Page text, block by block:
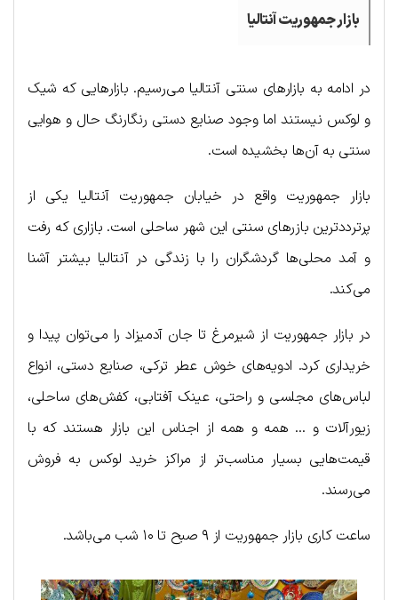
بازار جمهوریت آنتالیا
در ادامه به بازارهای سنتی آنتالیا می‌رسیم. بازارهایی که شیک
و لوکس نیستند اما وجود صنایع دستی رنگارنگ حال و هوایی
سنتی به آن‌ها بخشیده است.
بازار جمهوریت واقع در خیابان جمهوریت آنتالیا یکی از
پرترددترین بازرهای سنتی این شهر ساحلی است. بازاری که رفت
و آمد محلی‌ها گردشگران را با زندگی در آنتالیا بیشتر آشنا
می‌کند.
در بازار جمهوریت از شیرمرغ تا جان آدمیزاد را می‌توان پیدا و
خریداری کرد. ادویه‌های خوش عطر ترکی، صنایع دستی، انواع
لباس‌های مجلسی و راحتی، عینک آفتابی، کفش‌های ساحلی،
زیورآلات و … همه و همه از اجناس این بازار هستند که با
قیمت‌هایی بسیار مناسب‌تر از مراکز خرید لوکس به فروش
می‌رسند.
ساعت کاری بازار جمهوریت از ۹ صبح تا ۱۰ شب می‌باشد.